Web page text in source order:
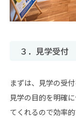
３．見学受付
まずは、見学の受
見学の目的を明確
てくれるので効率的